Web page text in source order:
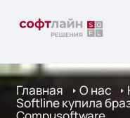
Главная О нас
Softline купила